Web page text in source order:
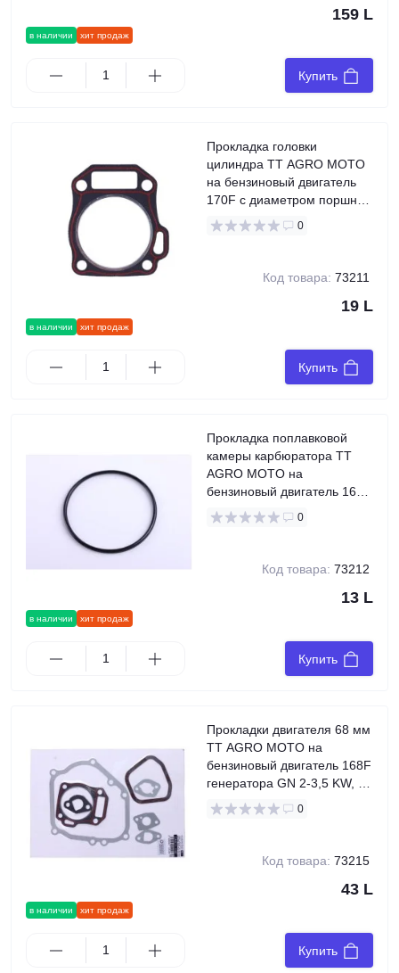
в наличии хит продаж
159 L
Купить
в наличии хит продаж
Прокладка головки
цилиндра TT AGRO MOTO
на бензиновый двигатель
170F с диаметром поршня
70 мм на генератор GN 2-
3,5 KW
0
Код товара: 73211
19 L
Купить
в наличии хит продаж
Прокладка поплавковой
камеры карбюратора TT
AGRO MOTO на
бензиновый двигатель 168F
генератора GN 2-3,5 KW
0
Код товара: 73212
13 L
Купить
в наличии хит продаж
Прокладки двигателя 68 мм
TT AGRO MOTO на
бензиновый двигатель 168F
генератора GN 2-3,5 KW, к-
т: 7 шт.
0
Код товара: 73215
43 L
Купить